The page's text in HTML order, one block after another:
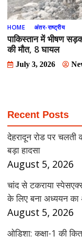
HOME अंतर-राष्ट्रीय
पाकिस्तान में भीषण
की मौत, 8 घायल
July 3, 2026
Recent Posts
देहरादून रोड पर
बड़ा हादसा
August 5, 2026
चांद से टकराया
के लिए बना अध्ययन का
August 5, 2026
ओडिशा: कक्षा-1 की